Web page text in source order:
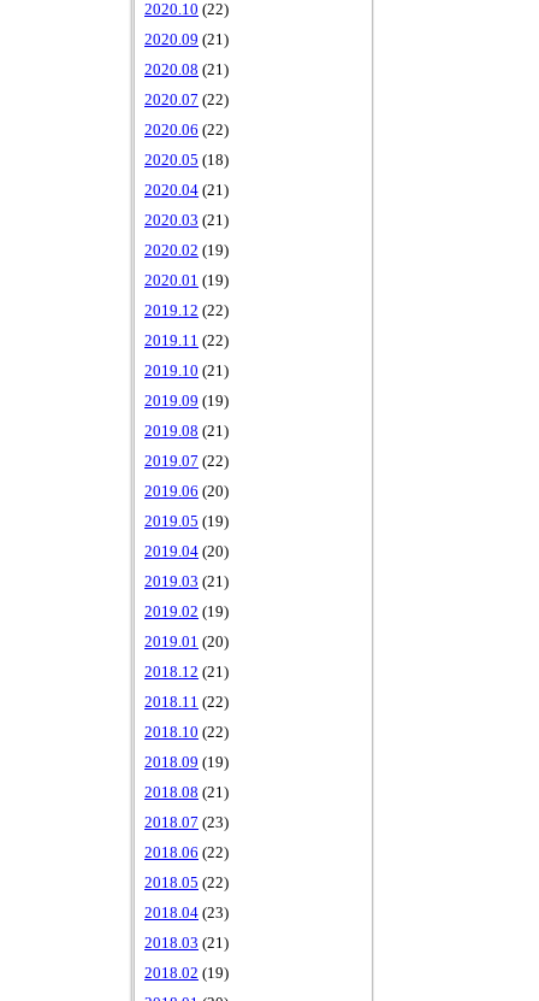
2020.10 (22)
2020.09 (21)
2020.08 (21)
2020.07 (22)
2020.06 (22)
2020.05 (18)
2020.04 (21)
2020.03 (21)
2020.02 (19)
2020.01 (19)
2019.12 (22)
2019.11 (22)
2019.10 (21)
2019.09 (19)
2019.08 (21)
2019.07 (22)
2019.06 (20)
2019.05 (19)
2019.04 (20)
2019.03 (21)
2019.02 (19)
2019.01 (20)
2018.12 (21)
2018.11 (22)
2018.10 (22)
2018.09 (19)
2018.08 (21)
2018.07 (23)
2018.06 (22)
2018.05 (22)
2018.04 (23)
2018.03 (21)
2018.02 (19)